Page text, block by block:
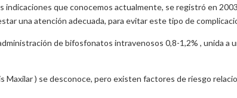
indicaciones que conocemos actualmente, se registró en
una atención adecuada, para evitar este tipo de
de bifosfonatos intravenosos 0,8-1,2% , unida
) se desconoce, pero existen factores de riesgo